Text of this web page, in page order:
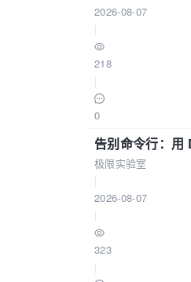
2026-08-07
218
0
告别命令行：
极限实验室
2026-08-07
323